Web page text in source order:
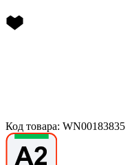
Код товара: WN00183835